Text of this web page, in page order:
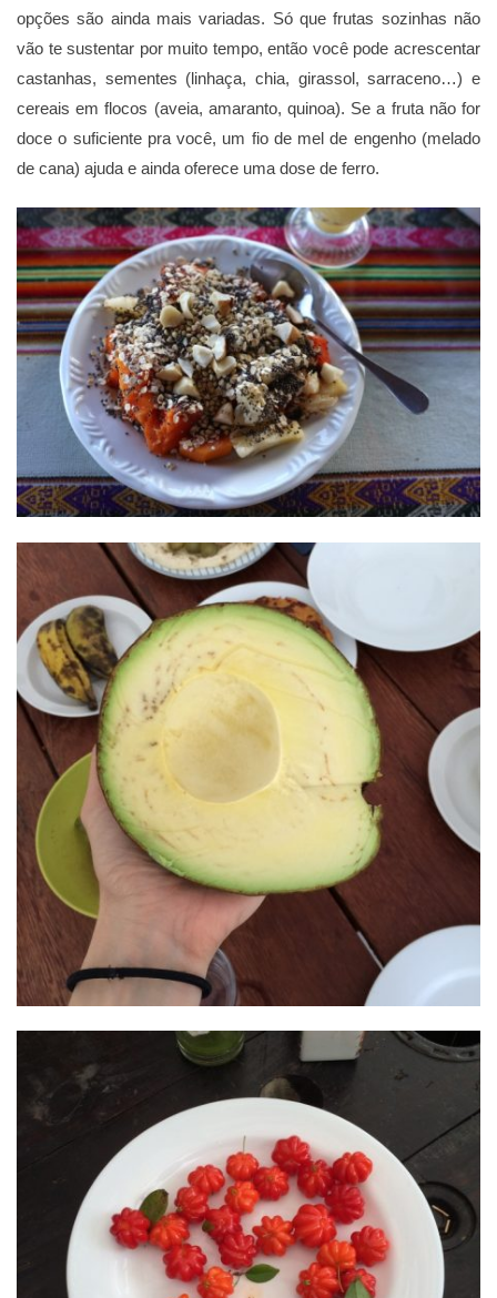
opções são ainda mais variadas. Só que frutas sozinhas não
vão te sustentar por muito tempo, então você pode acrescentar
castanhas, sementes (linhaça, chia, girassol, sarraceno…) e
cereais em flocos (aveia, amaranto, quinoa). Se a fruta não for
doce o suficiente pra você, um fio de mel de engenho (melado
de cana) ajuda e ainda oferece uma dose de ferro.